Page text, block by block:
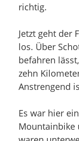
richtig.
Jetzt geht der
los. Über
befahren
zehn
Anstrengend
Es war hier
Mountainbike